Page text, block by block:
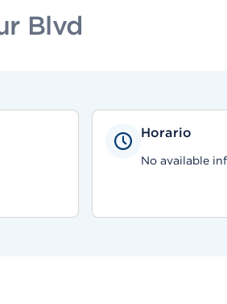
Blvd
Horario
No available